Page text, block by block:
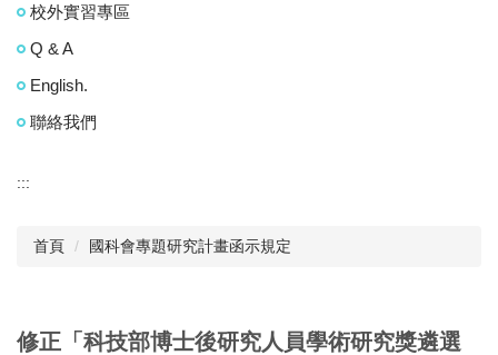
校外實習專區
Q & A
English.
聯絡我們
:::
首頁 國科會專題研究計畫函示規定
修正「科技部博士後研究人員學術研究獎遴選